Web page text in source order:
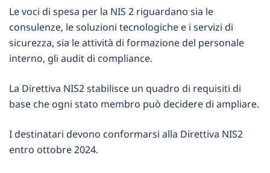
Le voci di spesa per la NIS 2 riguardano sia le
consulenze, le soluzioni tecnologiche e i servizi di
sicurezza, sia le attività di formazione del personale
interno, gli audit di compliance.
La Direttiva NIS2 stabilisce un quadro di requisiti di
base che ogni stato membro può decidere di ampliare.
I destinatari devono conformarsi alla Direttiva NIS2
entro ottobre 2024.